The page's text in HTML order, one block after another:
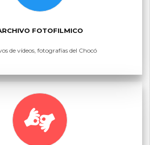
FOTOFILMICO
de vídeos, fotografías del Chocó